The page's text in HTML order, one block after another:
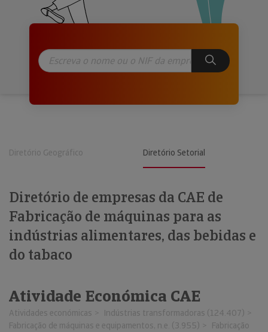
Diretório Geográfico Diretório Setorial
Diretório de empresas da CAE de
Fabricação de máquinas para as
indústrias alimentares, das bebidas e
do tabaco
Atividade Económica CAE
Atividades económicas
Indústrias transformadoras (124.407)
Fabricação de máquinas e equipamentos, n.e. (3.955)
Fabricação